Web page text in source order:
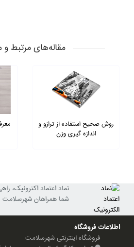
مقاله‌های مرتبط و
روش صحیح استفاده از ترازو و
اندازه گیری وزن
نماد اعتماد اکترونیک،
شما همراهان شهرسلامت
اطلاعات فروشگاه
فروشگاه اینترنتی شهرسلامت